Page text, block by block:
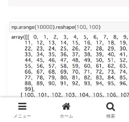
メニュー ホーム 検索